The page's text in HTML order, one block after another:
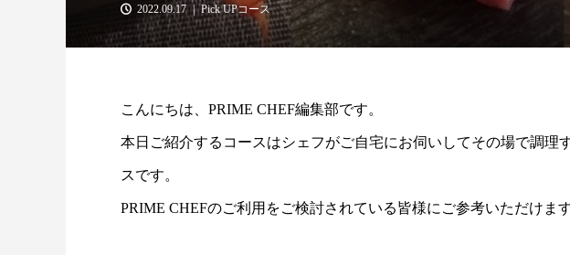
2022.09.17 Pick UPコース
こんにちは、PRIME CHEF編集部です。
本日ご紹介するコースはシェフがご自宅にお伺いしてその場で調理
スです。
PRIME CHEFのご利用をご検討されている皆様にご参考いただけま